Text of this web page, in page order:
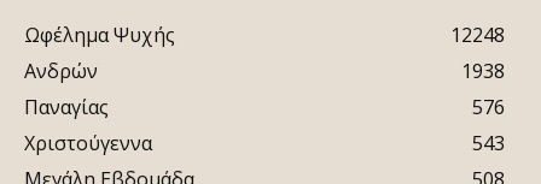
Ωφέλημα Ψυχής
12248
Ανδρών
1938
Παναγίας
576
Χριστούγεννα
543